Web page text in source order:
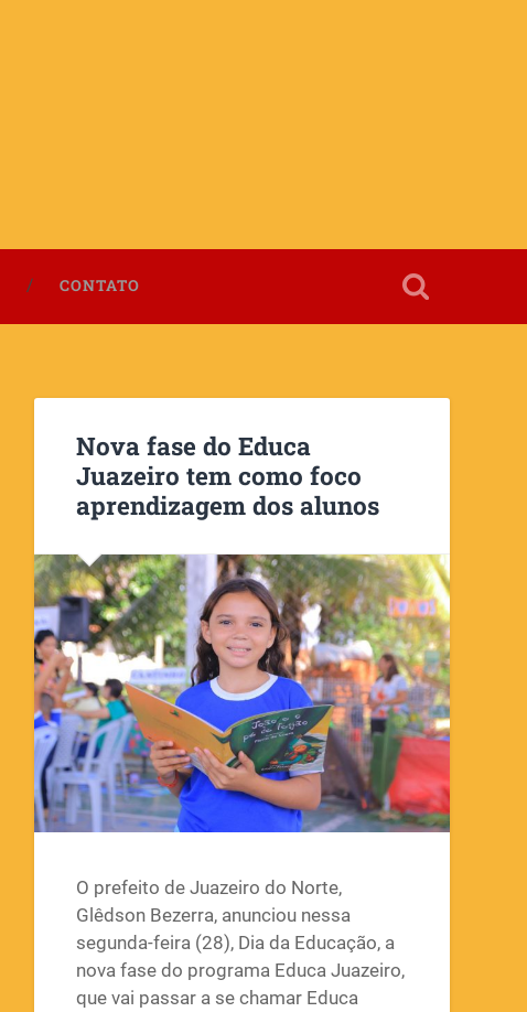
CONTATO
Nova fase do Educa
Juazeiro tem como foco
aprendizagem dos alunos
O prefeito de Juazeiro do Norte,
Glêdson Bezerra, anunciou nessa
segunda-feira (28), Dia da Educação, a
nova fase do programa Educa Juazeiro,
que vai passar a se chamar Educa